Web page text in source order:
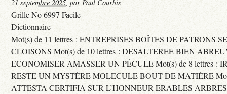
21 septembre 2025, par Paul Courbis
Grille No 6997 Facile
Dictionnaire
Mot(s) de 11 lettres : ENTREPRISES BOÎTES DE PATRONS
CLOISONS Mot(s) de 10 lettres : DESALTEREE BIEN
ECONOMISER AMASSER UN PÉCULE Mot(s) de 8 lettres :
RESTE UN MYSTÈRE MOLECULE BOUT DE MATIÈRE
ATTESTA CERTIFIA SUR L’HONNEUR ERABLES ARBRES